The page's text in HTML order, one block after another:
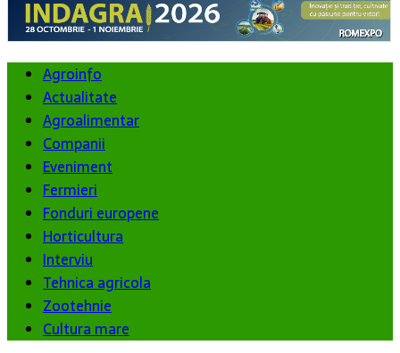
Agroinfo
Actualitate
Agroalimentar
Companii
Eveniment
Fermieri
Fonduri europene
Horticultura
Interviu
Tehnica agricola
Zootehnie
Cultura mare